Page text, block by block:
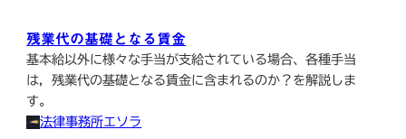
残業代の基礎となる賃金
基本給以外に様々な手当が支給されている場合、各種手当
は，残業代の基礎となる賃金に含まれるのか？を解説しま
す。
法律事務所エソラ